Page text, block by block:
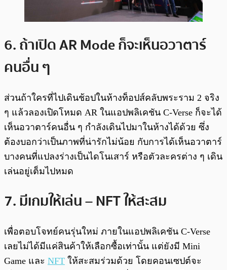
6. ถ้าเปิด AR Mode ก็จะเห็นอวาตาร์
คนอื่น ๆ
ส่วนถ้าใครที่ไปเดินช้อปในห้างท็อปส์คลับพระราม 2 จริง
ๆ แล้วลองเปิดโหมด AR ในแอปพลิเคชัน C-Verse ก็จะได้
เห็นอวาตาร์คนอื่น ๆ กำลังเดินไปมาในห้างได้ด้วย ซึ่ง
ต้องบอกว่าเป็นภาพที่น่ารักไม่น้อย กับการได้เห็นอวาตาร์
บางคนที่แปลงร่างเป็นไดโนเสาร์ หรือตัวละครต่าง ๆ เดิน
เล่นอยู่เต็มไปหมด
7. มีเกมให้เล่น – NFT ให้สะสม
เพื่อตอบโจทย์คนรุ่นใหม่ ภายในแอปพลิเคชัน C-Verse
เลยไม่ได้มีแค่สินค้าให้เลือกซื้อเท่านั้น แต่ยังมี Mini
Game และ NFT ให้สะสมร่วมด้วย โดยคอนเซปต์จะ